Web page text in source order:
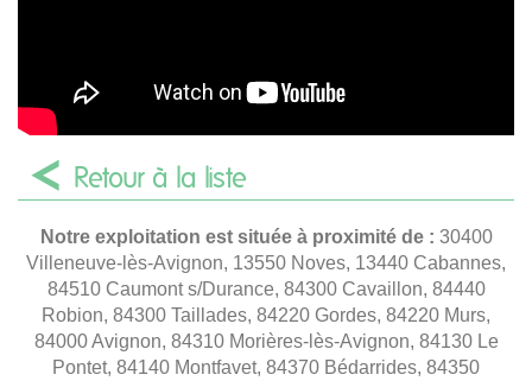
Retour à la liste
Notre exploitation est située à proximité de : 30400
Villeneuve-lès-Avignon, 13550 Noves, 13440 Cabannes,
84510 Caumont s/Durance, 84300 Cavaillon, 84440
Robion, 84300 Taillades, 84220 Gordes, 84220 Murs,
84000 Avignon, 84310 Morières-lès-Avignon, 84130 Le
Pontet, 84140 Montfavet, 84370 Bédarrides, 84350